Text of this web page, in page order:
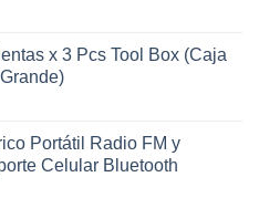
x 3 Pcs Tool Box (Caja
Portátil Radio FM y
Celular Bluetooth